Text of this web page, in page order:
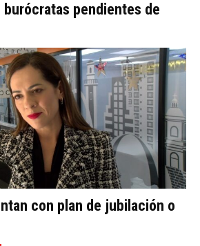
burócratas pendientes de
con plan de jubilación o